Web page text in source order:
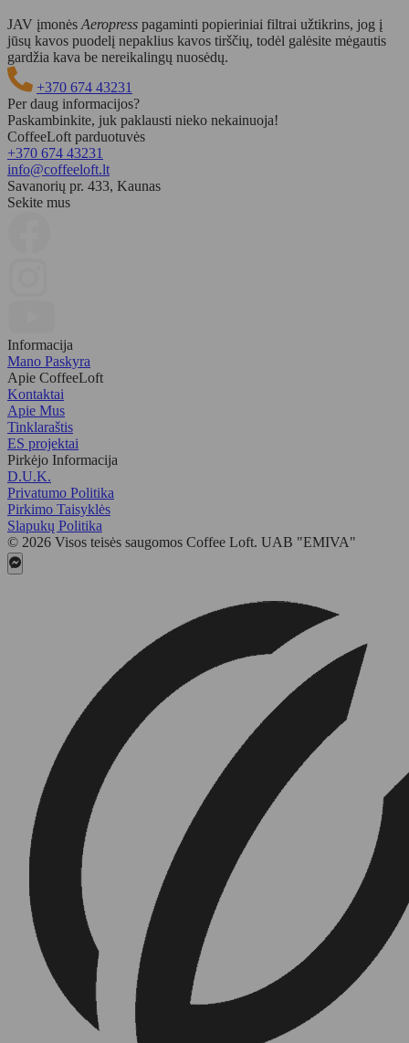
JAV įmonės Aeropress pagaminti popieriniai filtrai užtikrins, jog į
jūsų kavos puodelį nepaklius kavos tirščių, todėl galėsite mėgautis
gardžia kava be nereikalingų nuosėdų.
+370 674 43231
Per daug informacijos?
Paskambinkite, juk paklausti nieko nekainuoja!
CoffeeLoft parduotuvės
+370 674 43231
info@coffeeloft.lt
Savanorių pr. 433, Kaunas
Sekite mus
Informacija
Mano Paskyra
Apie CoffeeLoft
Kontaktai
Apie Mus
Tinklaraštis
ES projektai
Pirkėjo Informacija
D.U.K.
Privatumo Politika
Pirkimo Taisyklės
Slapukų Politika
© 2026 Visos teisės saugomos Coffee Loft. UAB "EMIVA"